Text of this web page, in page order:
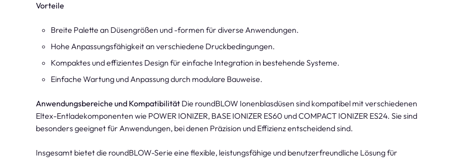
Vorteile
Breite Palette an Düsengrößen und -formen für diverse Anwendungen.
Hohe Anpassungsfähigkeit an verschiedene Druckbedingungen.
Kompaktes und effizientes Design für einfache Integration in bestehende Systeme.
Einfache Wartung und Anpassung durch modulare Bauweise.
Anwendungsbereiche und Kompatibilität Die roundBLOW Ionenblasdüsen sind kompatibel mit verschiedenen
Eltex-Entladekomponenten wie POWER IONIZER, BASE IONIZER ES60 und COMPACT IONIZER ES24. Sie sind
besonders geeignet für Anwendungen, bei denen Präzision und Effizienz entscheidend sind.
Insgesamt bietet die roundBLOW-Serie eine flexible, leistungsfähige und benutzerfreundliche Lösung für